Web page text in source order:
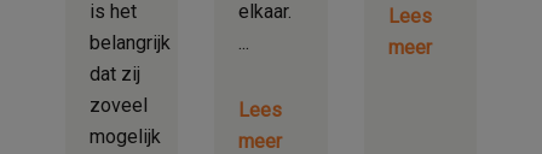
is het
belangrijk
dat zij
zoveel
mogelijk
elkaar.
Lees
meer
Lees
meer